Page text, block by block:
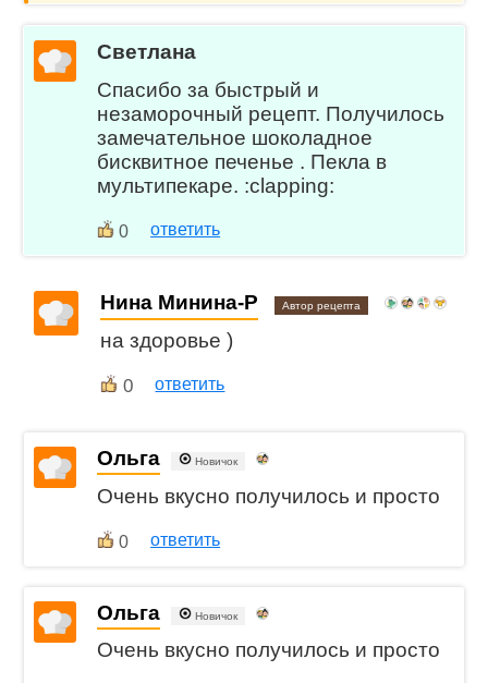
Светлана
Спасибо за быстрый и
незаморочный рецепт. Получилось
замечательное шоколадное
бисквитное печенье . Пекла в
мультипекаре. :clapping:
0 ответить
Нина Минина-Р Автор рецепта
на здоровье )
0 ответить
Ольга Новичок
Очень вкусно получилось и просто
0 ответить
Ольга Новичок
Очень вкусно получилось и просто